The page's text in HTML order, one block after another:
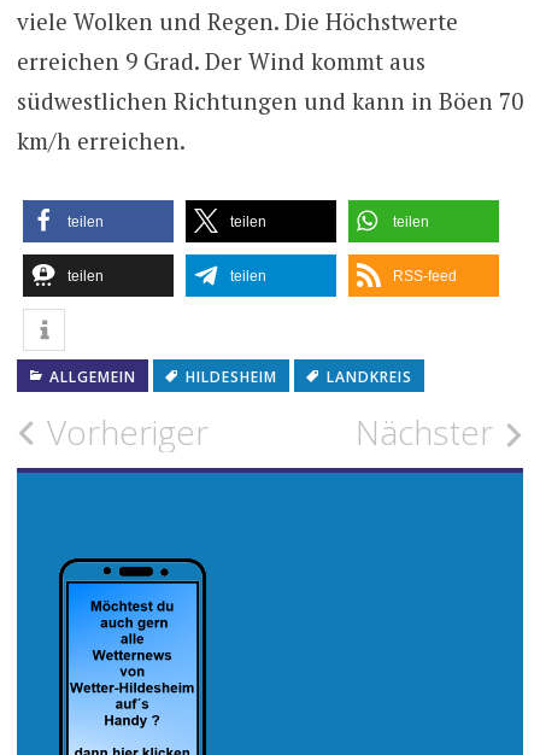
viele Wolken und Regen. Die Höchstwerte
erreichen 9 Grad. Der Wind kommt aus
südwestlichen Richtungen und kann in Böen 70
km/h erreichen.
teilen teilen teilen
teilen teilen RSS-feed
ALLGEMEIN HILDESHEIM LANDKREIS
Beitragsnavigation
Vorheriger Nächster